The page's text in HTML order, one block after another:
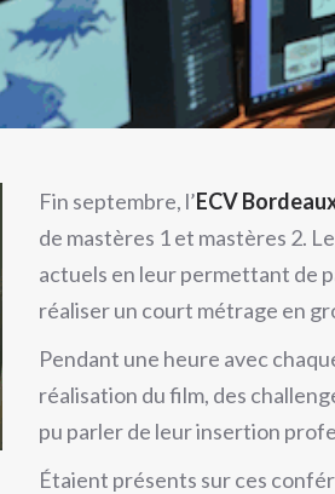
Fin septembre, l’ECV
de mastères 1 et mastères 2.
actuels en leur permettant de
réaliser un court métrage en
Pendant une heure avec
réalisation du film, des
pu parler de leur insertion
Étaient présents sur ces